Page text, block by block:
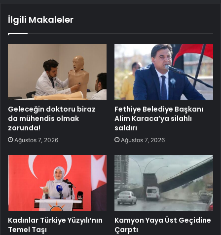
İlgili Makaleler
Geleceğin doktoru biraz
da mühendis olmak
zorunda!
Ağustos 7, 2026
Fethiye Belediye Başkanı
Alim Karaca’ya silahlı
saldırı
Ağustos 7, 2026
Kadınlar Türkiye Yüzyılı’nın
Temel Taşı
Kamyon Yaya Üst Geçidine
Çarptı